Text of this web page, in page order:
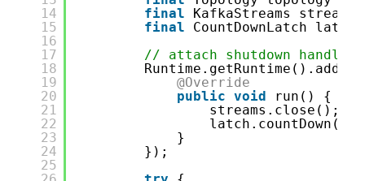
14
15
16
17
18
19
20
21
22
23
24
25
final
KafkaStreams
final
CountDownLatch
// attach shutdown
@Override
public
void
run() {
streams.close();
latch.countDown();
}
});